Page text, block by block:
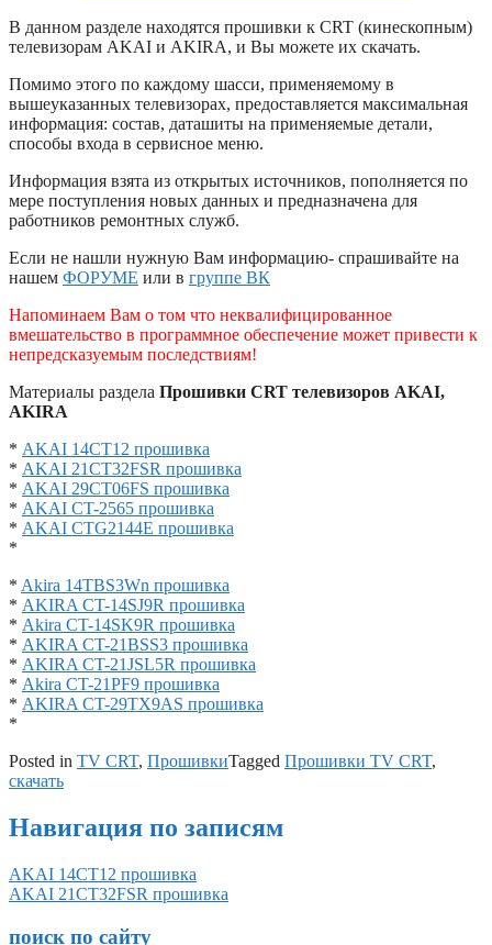
В данном разделе находятся прошивки к CRT (кинескопным)
телевизорам AKAI и AKIRA, и Вы можете их скачать.
Помимо этого по каждому шасси, применяемому в
вышеуказанных телевизорах, предоставляется максимальная
информация: состав, даташиты на применяемые детали,
способы входа в сервисное меню.
Информация взята из открытых источников, пополняется по
мере поступления новых данных и предназначена для
работников ремонтных служб.
Если не нашли нужную Вам информацию- спрашивайте на
нашем ФОРУМЕ или в группе ВК
Напоминаем Вам о том что неквалифицированное
вмешательство в программное обеспечение может привести к
непредсказуемым последствиям!
Материалы раздела Прошивки CRT телевизоров AKAI,
AKIRA
* AKAI 14CT12 прошивка
* AKAI 21CT32FSR прошивка
* AKAI 29CT06FS прошивка
* AKAI CT-2565 прошивка
* AKAI CTG2144E прошивка
*
* Akira 14TBS3Wn прошивка
* AKIRA CT-14SJ9R прошивка
* Akira CT-14SK9R прошивка
* AKIRA CT-21BSS3 прошивка
* AKIRA CT-21JSL5R прошивка
* Akira CT-21PF9 прошивка
* AKIRA CT-29TX9AS прошивка
*
Posted in TV CRT, ПрошивкиTagged Прошивки TV CRT,
скачать
Навигация по записям
AKAI 14CT12 прошивка
AKAI 21CT32FSR прошивка
поиск по сайту